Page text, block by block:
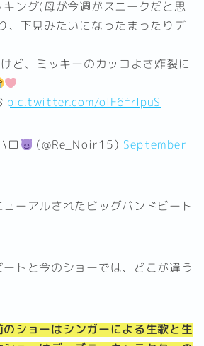
ング(母が今週がスニークだと思
、下見みたいになったまったりデ
ど、ミッキーのカッコよさ炸裂に
pic.twitter.com/olF6frIpuS
ロ (@Re_Noir15) September
ーアルされたビッグバンドビート
トと今のショーでは、どこが違う
のショーはシンガーによる生歌と生